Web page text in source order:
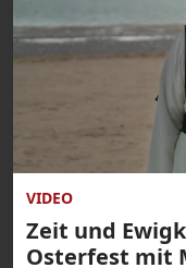
VIDEO
Zeit und
Osterfest mit